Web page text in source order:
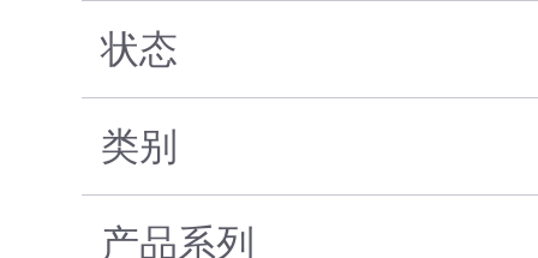
状态
类别
产品系列